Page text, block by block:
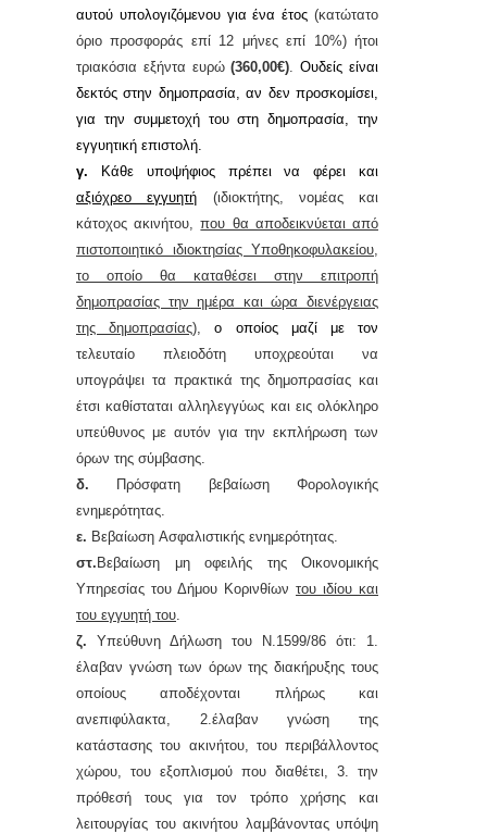
αυτού υπολογιζόμενου για ένα έτος (κατώτατο
όριο προσφοράς επί 12 μήνες επί 10%) ήτοι
τριακόσια εξήντα ευρώ(360,00€). Ουδείς είναι
δεκτός στην δημοπρασία, αν δεν προσκομίσει,
για την συμμετοχή του στη δημοπρασία, την
εγγυητική επιστολή.
γ. Κάθε υποψήφιος πρέπει να φέρει και
αξιόχρεο εγγυητή
(ιδιοκτήτης, νομέας και
κάτοχος ακινήτου,που θα αποδεικνύεται από
πιστοποιητικό ιδιοκτησίας Υποθηκοφυλακείου,
το οποίο θα καταθέσει στην επιτροπή
δημοπρασίας την ημέρα και ώρα διενέργειας
της δημοπρασίας),ο οποίος μαζί με τον
τελευταίο πλειοδότη υποχρεούται να
υπογράψει τα πρακτικά της δημοπρασίας και
έτσι καθίσταται αλληλεγγύως και εις ολόκληρο
υπεύθυνος με αυτόν για την εκπλήρωση των
όρων της σύμβασης.
δ.
Πρόσφατη βεβαίωσηΦορολογικής
ενημερότητας.
ε. Βεβαίωση Ασφαλιστικής ενημερότητας.
στ. Βεβαίωση μη οφειλής της Οικονομικής
Υπηρεσίας του Δήμου Κορινθίων του ιδίου και
του εγγυητή του.
ζ. Υπεύθυνη Δήλωση του Ν.1599/86 ότι: 1.
έλαβαν γνώση των όρων της διακήρυξης τους
οποίους αποδέχονται πλήρως και
ανεπιφύλακτα, 2.έλαβαν γνώση της
κατάστασης του ακινήτου, του περιβάλλοντος
χώρου, του εξοπλισμού που διαθέτει, 3. την
πρόθεσή τους για τον τρόπο χρήσης και
λειτουργίας του ακινήτου λαμβάνοντας υπόψη